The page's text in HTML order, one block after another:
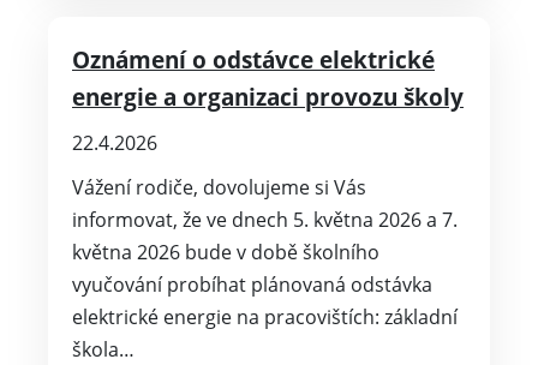
Oznámení o odstávce elektrické
energie a organizaci provozu školy
22.4.2026
Vážení rodiče, dovolujeme si Vás
informovat, že ve dnech 5. května 2026 a 7.
května 2026 bude v době školního
vyučování probíhat plánovaná odstávka
elektrické energie na pracovištích: základní
škola…